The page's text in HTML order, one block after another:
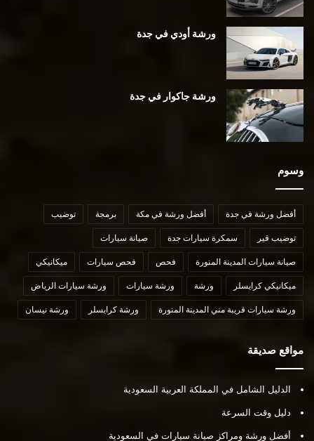
ورشة أودي في جدة
ورشة جاكوار في جدة
وسوم
أفضل ورشة في جدة أفضل ورشة في مكة برمجة توضيب
توضيب قير سمكرة سيارات جدة صيانة سيارات
صيانة سيارات المدينة المنورة فحص فحص سيارات ميكانيكي
ميكانيكي كرايسلر ورشة ورشة سيارات ورشة سيارات الرياض
ورشة سيارات قريبة مني المدينة المنورة ورشة كرايسلر ورشة نيسان
مواقع صديقة
الدليل الشامل في المملكة العربية السعودية
دليل وقت السرعة
أفضل ورشة ومراكز صيانة سيارات في السعودية